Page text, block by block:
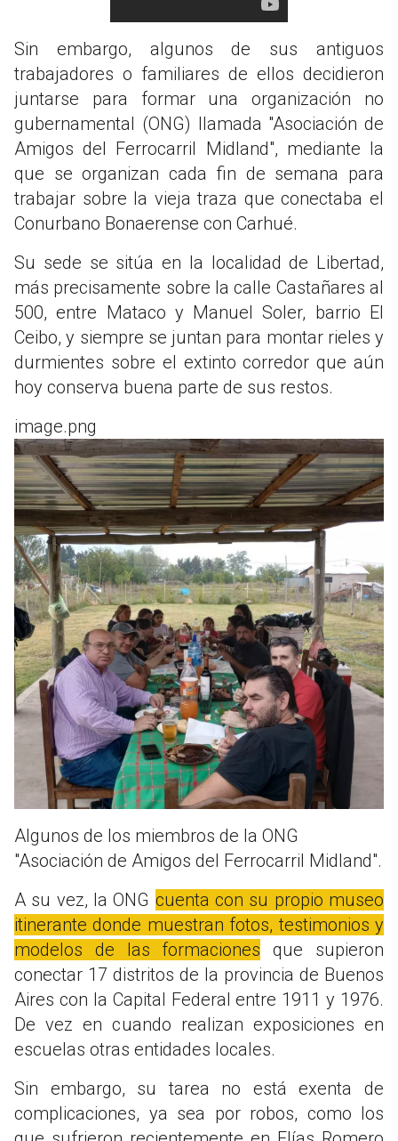
Sin embargo, algunos de sus antiguos
trabajadores o familiares de ellos decidieron
juntarse para formar una organización no
gubernamental (ONG) llamada "Asociación de
Amigos del Ferrocarril Midland", mediante la
que se organizan cada fin de semana para
trabajar sobre la vieja traza que conectaba el
Conurbano Bonaerense con Carhué.
Su sede se sitúa en la localidad de Libertad,
más precisamente sobre la calle Castañares al
500, entre Mataco y Manuel Soler, barrio El
Ceibo, y siempre se juntan para montar rieles y
durmientes sobre el extinto corredor que aún
hoy conserva buena parte de sus restos.
image.png
Algunos de los miembros de la ONG
"Asociación de Amigos del Ferrocarril Midland".
A su vez, la ONG cuenta con su propio museo
itinerante donde muestran fotos, testimonios y
modelos de las formaciones que supieron
conectar 17 distritos de la provincia de Buenos
Aires con la Capital Federal entre 1911 y 1976.
De vez en cuando realizan exposiciones en
escuelas otras entidades locales.
Sin embargo, su tarea no está exenta de
complicaciones, ya sea por robos, como los